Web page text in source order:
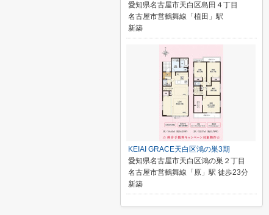
愛知県名古屋市天白区島田４丁目
名古屋市営鶴舞線「植田」駅
新築
KEIAI GRACE天白区鴻の巣3期
愛知県名古屋市天白区鴻の巣２丁目
名古屋市営鶴舞線「原」駅 徒歩23分
新築